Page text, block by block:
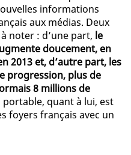
informations
aux médias. Deux
noter : d’une part, le
doucement, en
2013 et, d’autre part, les
progression, plus de
8 millions de
portable, quant à lui, est
foyers français avec un